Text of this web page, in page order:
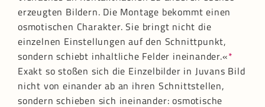
erzeugten Bildern. Die Montage bekommt einen
osmotischen Charakter. Sie bringt nicht die
einzelnen Einstellungen auf den Schnittpunkt,
sondern schiebt inhaltliche Felder ineinander.«*
Exakt so stoßen sich die Einzelbilder in Juvans Bild
nicht von einander ab an ihren Schnittstellen,
sondern schieben sich ineinander: osmotische